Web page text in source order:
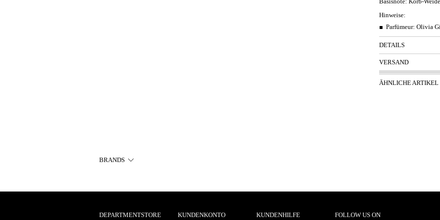
Hinweise:
Parfümeur: Olivia
DETAILS
VERSAND
ÄHNLICHE ARTIKEL
BRANDS
DEPARTMENTSTORE KUNDENKONTO KUNDENHILFE FOLLOW US ON